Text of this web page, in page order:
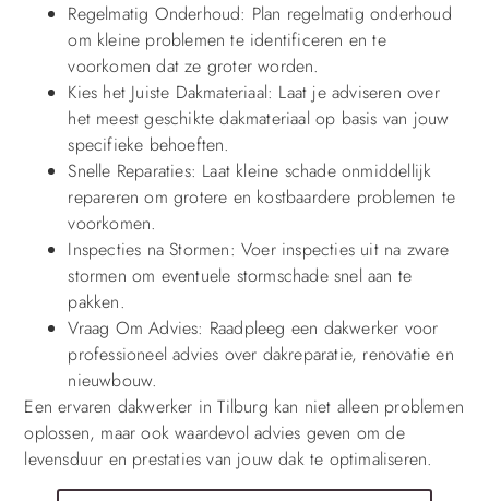
Regelmatig Onderhoud: Plan regelmatig onderhoud
om kleine problemen te identificeren en te
voorkomen dat ze groter worden.
Kies het Juiste Dakmateriaal: Laat je adviseren over
het meest geschikte dakmateriaal op basis van jouw
specifieke behoeften.
Snelle Reparaties: Laat kleine schade onmiddellijk
repareren om grotere en kostbaardere problemen te
voorkomen.
Inspecties na Stormen: Voer inspecties uit na zware
stormen om eventuele stormschade snel aan te
pakken.
Vraag Om Advies: Raadpleeg een dakwerker voor
professioneel advies over dakreparatie, renovatie en
nieuwbouw.
Een ervaren dakwerker in Tilburg kan niet alleen problemen
oplossen, maar ook waardevol advies geven om de
levensduur en prestaties van jouw dak te optimaliseren.